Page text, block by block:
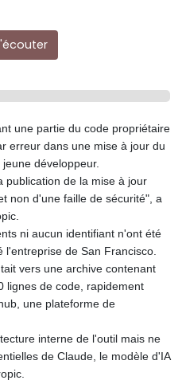
une partie du code propriétaire
erreur dans une mise à jour du
développeur.
publication de la mise à jour
non d'une faille de sécurité", a
ni aucun identifiant n'ont été
l'entreprise de San Francisco.
vers une archive contenant
lignes de code, rapidement
une plateforme de
interne de l'outil mais ne
de Claude, le modèle d'IA